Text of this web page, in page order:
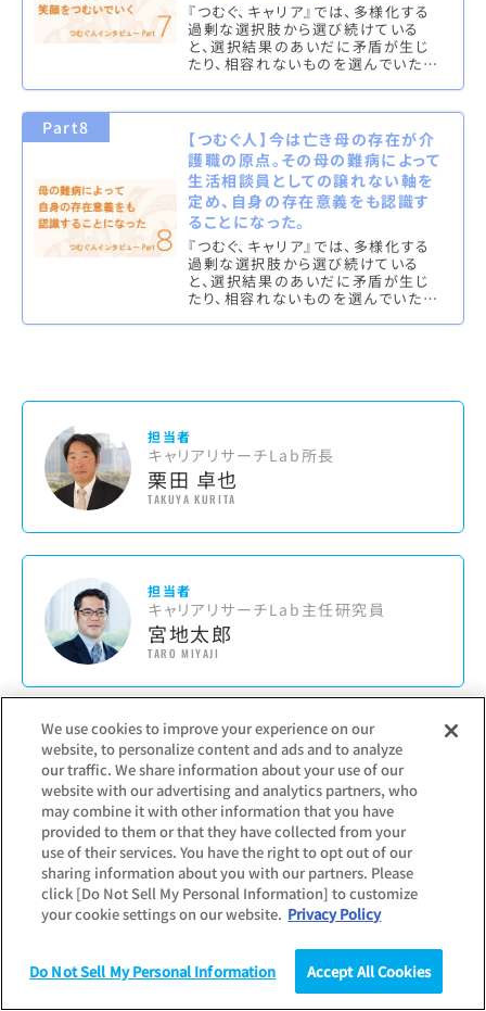
統計（データ） コラム
『つむぐ、キャリア』では、多様化する
過剰な選択肢から選び続けている
と、選択結果のあいだに矛盾が生じ
たり、相容れないものを選んでいた
む…
Part8
【つむぐ人】今は亡き母の存在が介
護職の原点。その母の難病によって
生活相談員としての譲れない軸を
定め、自身の存在意義をも認識す
ることになった。
『つむぐ、キャリア』では、多様化する
過剰な選択肢から選び続けている
と、選択結果のあいだに矛盾が生じ
たり、相容れないものを選んでいた
担当者
キャリアリサーチLab所長
栗田 卓也
TAKUYA KURITA
担当者
キャリアリサーチLab主任研究員
宮地太郎
TARO MIYAJI
担当者
キャリアリサーチLab主任研究員
東郷 こずえ
KOZUE TOGO
担当者
キャリアリサーチLab主任研究員
SHOKO IDE
We use cookies to improve your experience on our
website, to personalize content and ads and to analyze
our traffic. We share information about your use of our
website with our advertising and analytics partners, who
may combine it with other information that you have
provided to them or that they have collected from your
use of their services. You have the right to opt out of our
sharing information about you with our partners. Please
click [Do Not Sell My Personal Information] to customize
your cookie settings on our website. Privacy Policy
Do Not Sell My Personal Information Accept All Cookies